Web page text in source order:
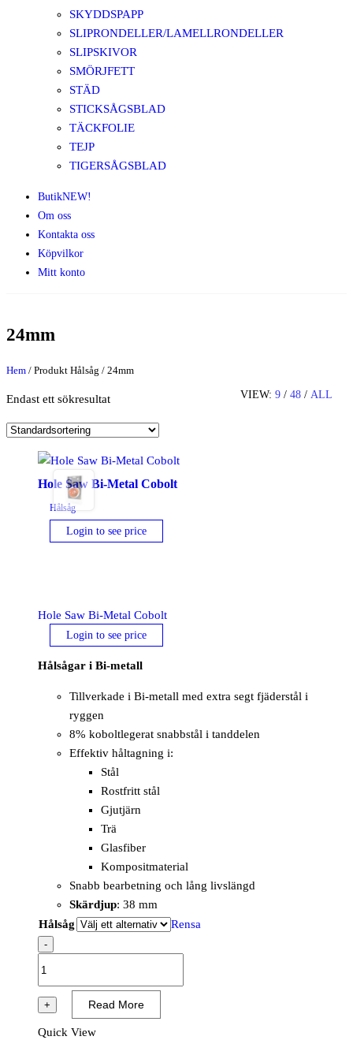
SKYDDSPAPP
SLIPRONDELLER/LAMELLRONDELLER
SLIPSKIVOR
SMÖRJFETT
STÄD
STICKSÅGSBLAD
TÄCKFOLIE
TEJP
TIGERSÅGSBLAD
ButikNEW!
Om oss
Kontakta oss
Köpvilkor
Mitt konto
24mm
Hem / Produkt Hålsåg / 24mm
VIEW: 9 / 48 / ALL
Endast ett sökresultat
Hole Saw Bi-Metal Cobolt
Hålsåg
Login to see price
Hole Saw Bi-Metal Cobolt
Login to see price
Hålsågar i Bi-metall
Tillverkade i Bi-metall med extra segt fjäderstål i
ryggen
8% koboltlegerat snabbstål i tanddelen
Effektiv håltagning i:
Stål
Rostfritt stål
Gjutjärn
Trä
Glasfiber
Kompositmaterial
Snabb bearbetning och lång livslängd
Skärdjup: 38 mm
Hålsåg
Rensa
-
Bi-
Cobolt
+ Read More
Quick View